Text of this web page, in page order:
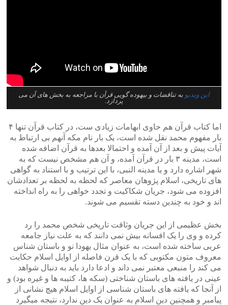
این ویدیو به تناقضات و بیهوده گویی قرآن با مراجعه به بخش های آن می
پردازد.
اما کتاب قرآن هم حاوی ابهامات زیادی ست، در کتاب قرآن تنها ۴
بار مفهوم محمد نقل شده است، یک بار نام مکه آنهم بی ارتباط به
آیات پیش و بعد از آن آمده و احتمالا بعدها به قرآن اضافه شده
است، مدینه ۳ بار در قرآن آمده، و آن هم مشخص نیست که به
شهر اشاره دارد و یا مدینه النبی، با این ترتیب و با استناد به گواهی
های تاریخی، اسلام پژوهان معاصر که لحظه به لحظه بر تعدادشان
افزوده می شود، جریان شکاکیت و تجدد خواهی را به راه انداخته
اند و خود به چندین دسته تقسیم می شوند.
بخش عظیمی از این جریان وثاقت تاریخی شخص محمد را رد
کرده و وی را یک افسانه بیش نمی دانند که به علت نیاز جامعه
عربی ساخته شده است، به عنوان مثال یهودا نو و باستان شناس
معروف متون مکتوبی که با یک قرن فاصله از اوایل اسلام حکایت
می کند را منبعی معتبر نمی داند و ادعا دارد باید به دنبال شواهد
عینی در یافته های باستان شناختی (سکه ها، کتیبه ها و غیره بود) و
از آنجا که یافته های باستان شناسی از اوایل اسلام هیچ نشانی از
پیامبر و همچنین دین اسلام به عنوان یک دین ندارد، نتیجه میگیرد